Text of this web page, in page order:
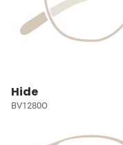
Hide
BV1280O